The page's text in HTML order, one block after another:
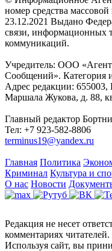
номер средства
23.12.2021 Выдано
связи, информационных
коммуникаций.
Учредитель: ООО
Сообщений». Категория
Адрес редакции: 655003,
Маршала Жукова, д. 88,
Главный редактор
Тел: +7 923-582-8806
terminus19@yandex.ru
Главная Политика
Криминал Культура и
О нас Новости
Редакция не несет
комментариях читателей.
Используя сайт, вы